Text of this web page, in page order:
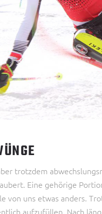
trotzdem
Eine gehörige
von uns etwas anders.
aufzufüllen. Nach